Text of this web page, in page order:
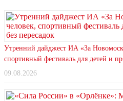
Утренний дайджест ИА «За
спортивный фестиваль для детей и
09.08.2026